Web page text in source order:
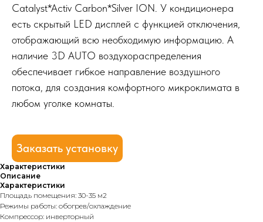
Catalyst*Activ Carbon*Silver ION. У кондиционера
есть скрытый LED дисплей с функцией отключения,
отображающий всю необходимую информацию. А
наличие 3D AUTO воздухораспределения
обеспечивает гибкое направление воздушного
потока, для создания комфортного микроклимата в
любом уголке комнаты.
Заказать установку
Характеристики
Описание
Характеристики
Площадь помещения: 30-35 м2
Режимы работы: обогрев/охлаждение
Компрессор: инверторный